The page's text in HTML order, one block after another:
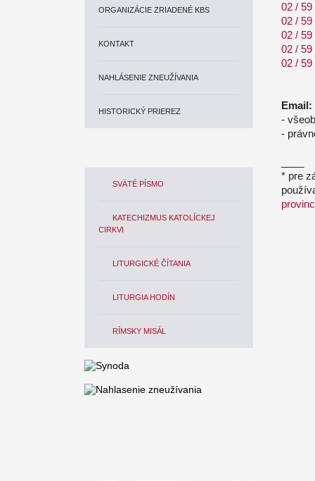
ORGANIZÁCIE ZRIADENÉ KBS
KONTAKT
NAHLÁSENIE ZNEUŽÍVANIA
HISTORICKÝ PRIEREZ
SVÄTÉ PÍSMO
KATECHIZMUS KATOLÍCKEJ
CIRKVI
LITURGICKÉ ČÍTANIA
LITURGIA HODÍN
RÍMSKY MISÁL
02 / 59
02 / 59
02 / 59
02 / 59
02 / 59
Email:
-
-
* pre